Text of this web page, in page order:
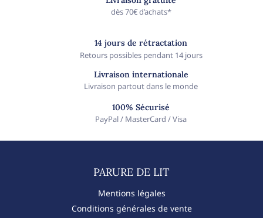
dès 70€ d’achats*
14 jours de rétractation
Retours possibles pendant 14 jours
Livraison internationale
Livraison partout dans le monde
100% Sécurisé
PayPal / MasterCard / Visa
PARURE DE LIT​
Mentions légales
Conditions générales de vente